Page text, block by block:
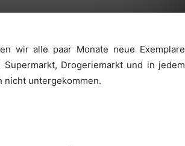
wir alle paar Monate neue Exemplare
Drogeriemarkt und in jedem
nicht untergekommen.